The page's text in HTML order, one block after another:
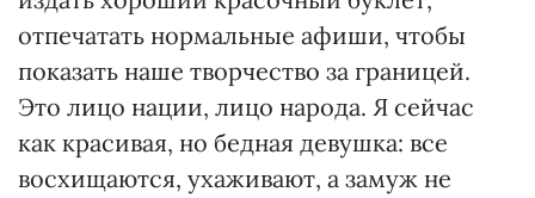
отпечатать нормальные афиши, чтобы
показать наше творчество за границей.
Это лицо нации, лицо народа. Я сейчас
как красивая, но бедная девушка: все
восхищаются, ухаживают, а замуж не